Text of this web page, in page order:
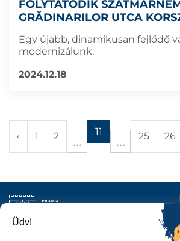
FOLYTATÓDIK
GRĂDINARILOR UTCA
Egy újabb, dinamikusan fejlődő
modernizálunk.
2024.12.18
‹ 1 2 11 25 26
Üdv!